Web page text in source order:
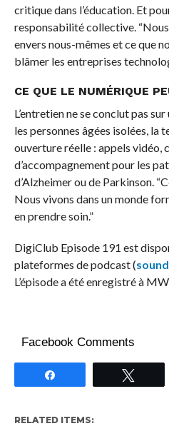
critique dans l’éducation. Et
responsabilité collective.
envers nous-mêmes et ce que
blâmer les entreprises
CE QUE LE NUMÉRIQUE
L’entretien ne se conclut pas
les personnes âgées isolées, la
ouverture réelle : appels vidéo,
d’accompagnement pour les
d’Alzheimer ou de Parkinson.
Nous vivons dans un monde
en prendre soin.”
DigiClub Episode 191 est
plateformes de podcast (
L’épisode a été enregistré à
Facebook Comments
RELATED ITEMS: